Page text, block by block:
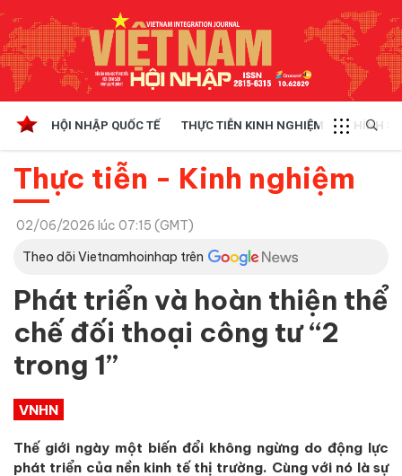
HỘI NHẬP QUỐC TẾ THỰC TIỄN KINH NGHIỆM CHÍNH
Thực tiễn - Kinh nghiệm
02/06/2026 lúc 07:15 (GMT)
Theo dõi Vietnamhoinhap trên
Phát triển và hoàn thiện thể
chế đối thoại công tư “2
trong 1”
VNHN
Thế giới ngày một biến đổi không ngừng do động lực
phát triển của nền kinh tế thị trường. Cùng với nó là sự